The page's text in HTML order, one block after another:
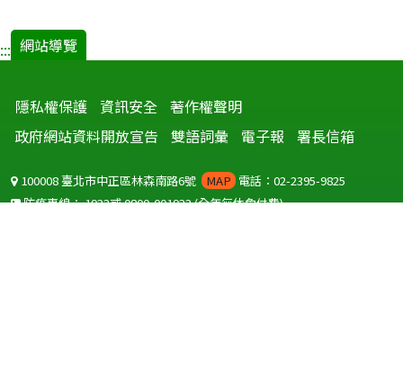
::: 網站導覽
隱私權保護 資訊安全 著作權聲明
政府網站資料開放宣告
雙語詞彙 電子報 署長信箱
100008 臺北市中正區林森南路6號 MAP 電話：02-2395-9825
防疫專線：1922或0800-001922(全年無休免付費)